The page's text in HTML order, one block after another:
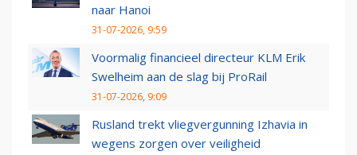
naar Hanoi
31-07-2026, 9:59
Voormalig financieel directeur KLM Erik
Swelheim aan de slag bij ProRail
31-07-2026, 9:09
Rusland trekt vliegvergunning Izhavia in
wegens zorgen over veiligheid